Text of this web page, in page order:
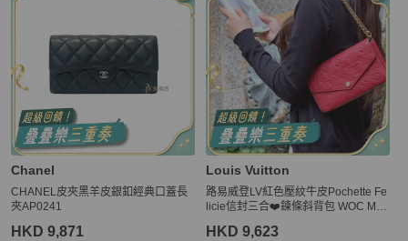
Chanel
CHANEL皮夾黑羊皮銀釦經典口蓋長
夾AP0241
HKD 9,871
Louis Vuitton
路易威登LV紅色壓紋牛皮Pochette Fe
licie信封三合❤️鍊條斜背包 WOC M82
HKD 9,623